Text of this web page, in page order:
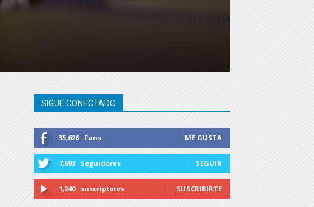
SIGUE CONECTADO
35,626 Fans ME GUSTA
7,693 Seguidores SEGUIR
1,240 suscriptores SUSCRIBIRTE